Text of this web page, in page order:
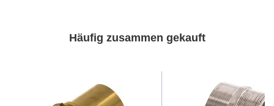
Häufig zusammen gekauft